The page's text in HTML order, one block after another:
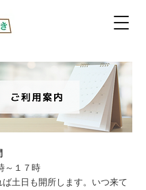
～１７時
ば土日も開所します。いつ来て